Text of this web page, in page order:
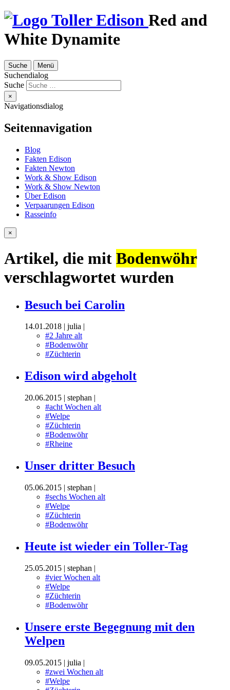
Red and
White Dynamite
Suche Menü
Suchendialog
Suche
×
Navigationsdialog
Seitennavigation
Blog
Fakten Edison
Fakten Newton
Work & Show Edison
Work & Show Newton
Über Edison
Verpaarungen Edison
Rasseinfo
×
Artikel, die mit Bodenwöhr
verschlagwortet wurden
Besuch bei Carolin
14.01.2018 julia
#2 Jahre alt
#Bodenwöhr
#Züchterin
Edison wird abgeholt
20.06.2015 | stephan |
#acht Wochen alt
#Welpe
#Züchterin
#Bodenwöhr
#Rheine
Unser dritter Besuch
05.06.2015 | stephan |
#sechs Wochen alt
#Welpe
#Züchterin
#Bodenwöhr
Heute ist wieder ein Toller-Tag
25.05.2015 | stephan |
#vier Wochen alt
#Welpe
#Züchterin
#Bodenwöhr
Unsere erste Begegnung mit den
Welpen
09.05.2015 | julia |
#zwei Wochen alt
#Welpe